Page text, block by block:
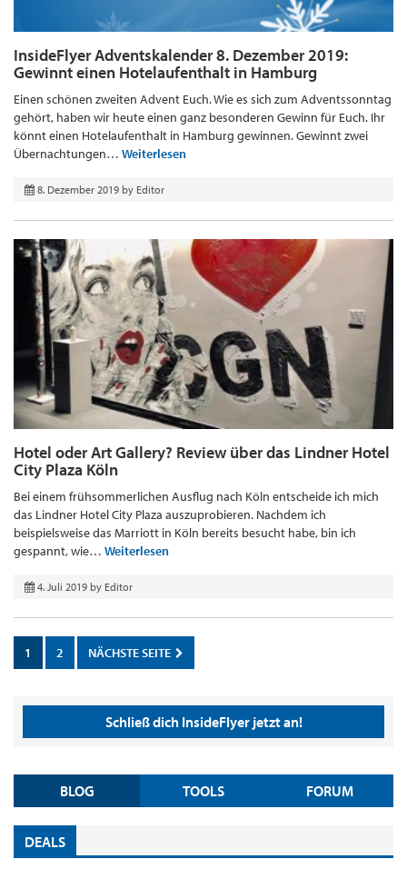
InsideFlyer Adventskalender 8. Dezember 2019:
Gewinnt einen Hotelaufenthalt in Hamburg
Einen schönen zweiten Advent Euch. Wie es sich zum Adventssonntag
gehört, haben wir heute einen ganz besonderen Gewinn für Euch. Ihr
könnt einen Hotelaufenthalt in Hamburg gewinnen. Gewinnt zwei
Übernachtungen… Weiterlesen
8. Dezember 2019 by Editor
Hotel oder Art Gallery? Review über das Lindner Hotel
City Plaza Köln
Bei einem frühsommerlichen Ausflug nach Köln entscheide ich mich
das Lindner Hotel City Plaza auszuprobieren. Nachdem ich
beispielsweise das Marriott in Köln bereits besucht habe, bin ich
gespannt, wie… Weiterlesen
4. Juli 2019 by Editor
1 2 NÄCHSTE SEITE
Schließ dich InsideFlyer jetzt an!
BLOG TOOLS FORUM
DEALS